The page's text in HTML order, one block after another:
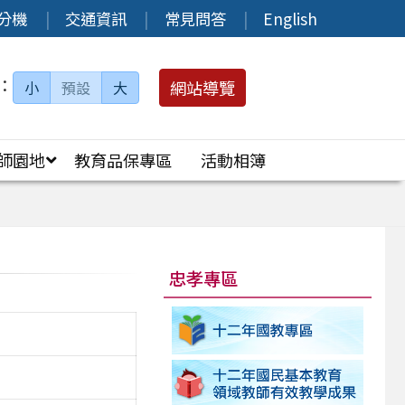
機 交通資訊 常見問答 English
小 預設 大 網站導覽
園地 教育品保專區 活動相簿
忠孝專區